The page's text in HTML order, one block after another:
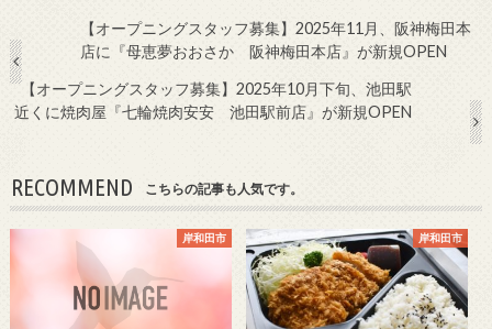
【オープニングスタッフ募集】2025年11月、阪神梅田本
店に『母恵夢おおさか 阪神梅田本店』が新規OPEN
【オープニングスタッフ募集】2025年10月下旬、池田駅
近くに焼肉屋『七輪焼肉安安 池田駅前店』が新規OPEN
RECOMMEND こちらの記事も人気です。
岸和田市 岸和田市